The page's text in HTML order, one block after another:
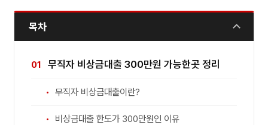
목차
무직자 비상금대출 300만원 가능한곳 정리
무직자 비상금대출이란?
비상금대출 한도가 300만원인 이유